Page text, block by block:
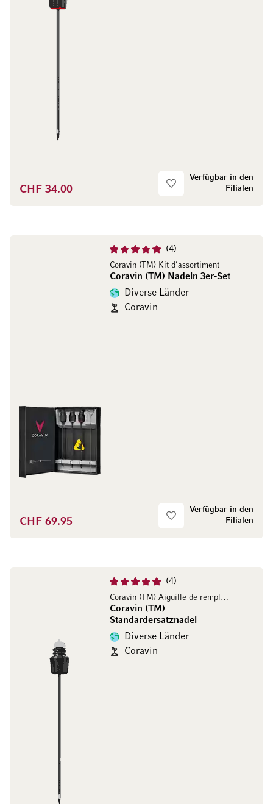
CHF 34.00
Verfügbar in den
Filialen
4
Coravin (TM) Kit d’assortiment
Coravin (TM) Nadeln 3er-Set
Diverse Länder
Coravin
CHF 69.95
Verfügbar in den
Filialen
4
Coravin (TM) Aiguille de remplacement
Coravin (TM)
Standardersatznadel
Diverse Länder
Coravin